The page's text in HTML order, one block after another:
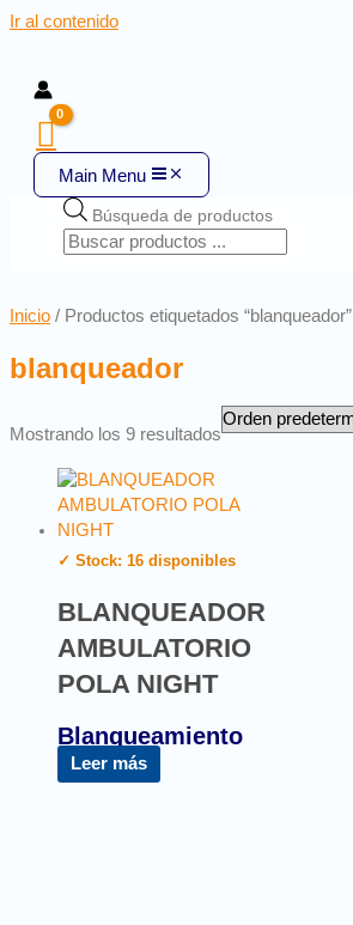
Ir al contenido
Main Menu
Búsqueda de productos
Inicio / Productos etiquetados “blanqueador”
blanqueador
Mostrando los 9 resultados
✓ Stock: 16 disponibles
BLANQUEADOR
AMBULATORIO
POLA NIGHT
Blanqueamiento
Leer más